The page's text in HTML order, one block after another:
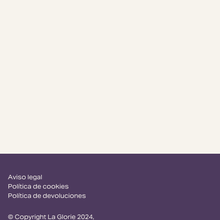
Aviso legal
Política de cookies
Política de devoluciones